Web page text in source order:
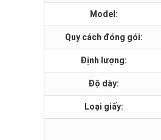
Model:
Quy cách đóng gói:
Định lượng:
Độ dày:
Loại giấy: